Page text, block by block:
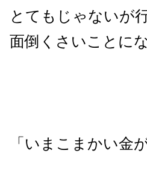
とてもじゃないが
面倒くさいことに
「いまこまかい金